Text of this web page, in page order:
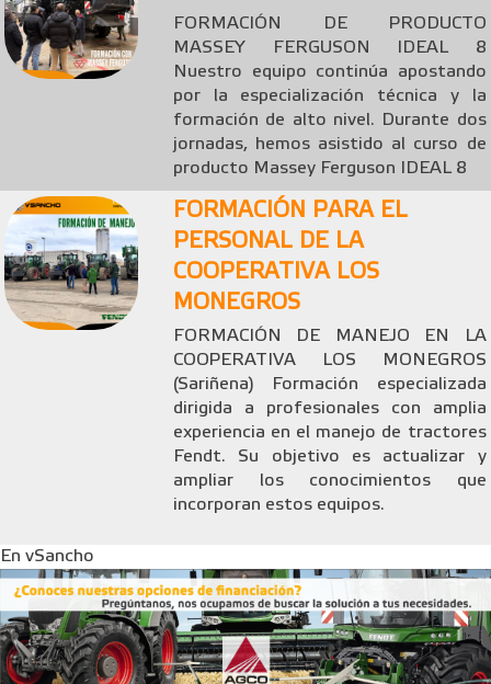
FORMACIÓN DE PRODUCTO
MASSEY FERGUSON IDEAL 8
Nuestro equipo continúa apostando
por la especialización técnica y la
formación de alto nivel. Durante dos
jornadas, hemos asistido al curso de
producto Massey Ferguson IDEAL 8
FORMACIÓN PARA EL
PERSONAL DE LA
COOPERATIVA LOS
MONEGROS
FORMACIÓN DE MANEJO EN LA
COOPERATIVA LOS MONEGROS
(Sariñena) Formación especializada
dirigida a profesionales con amplia
experiencia en el manejo de tractores
Fendt. Su objetivo es actualizar y
ampliar los conocimientos que
incorporan estos equipos.
En vSancho